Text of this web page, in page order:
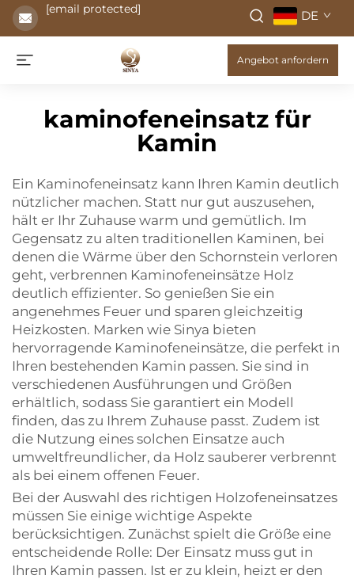
[email protected] DE
Angebot anfordern
kaminofeneinsatz für
Kamin
Ein Kaminofeneinsatz kann Ihren Kamin deutlich
nützlicher machen. Statt nur gut auszusehen,
hält er Ihr Zuhause warm und gemütlich. Im
Gegensatz zu alten traditionellen Kaminen, bei
denen die Wärme über den Schornstein verloren
geht, verbrennen Kaminofeneinsätze Holz
deutlich effizienter. So genießen Sie ein
angenehmes Feuer und sparen gleichzeitig
Heizkosten. Marken wie Sinya bieten
hervorragende Kaminofeneinsätze, die perfekt in
Ihren bestehenden Kamin passen. Sie sind in
verschiedenen Ausführungen und Größen
erhältlich, sodass Sie garantiert ein Modell
finden, das zu Ihrem Zuhause passt. Zudem ist
die Nutzung eines solchen Einsatze auch
umweltfreundlicher, da Holz sauberer verbrennt
als bei einem offenen Feuer.
Bei der Auswahl des richtigen Holzofeneinsatzes
müssen Sie einige wichtige Aspekte
berücksichtigen. Zunächst spielt die Größe eine
entscheidende Rolle: Der Einsatz muss gut in
Ihren Kamin passen. Ist er zu klein, heizt er den